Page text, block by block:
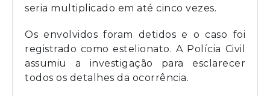
seria multiplicado em até cinco vezes.
Os envolvidos foram detidos e o caso foi
registrado como estelionato. A Polícia Civil
assumiu a investigação para esclarecer
todos os detalhes da ocorrência.